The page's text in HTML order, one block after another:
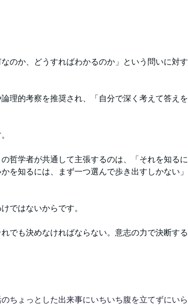
のか、どうすればわかるのか」という問いに対す
理的考察を推奨され、「自分で深く考えて答えを
哲学者が共通して主張するのは、「それを知るに
を知るには、まず一つ選んで歩き出すしかない」
ではないからです。
でも決めなければならない。意志の力で決断する
ちょっとした出来事にいちいち腹を立てずにいら